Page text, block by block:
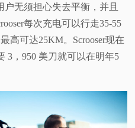
户无须担心失去平衡，并且
每次充电可以行走35-55
高可达25KM。Scrooser现在
3，950 美刀就可以在明年5